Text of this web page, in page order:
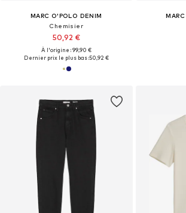
MARC O'POLO DENIM
Chemisier
50,92 €
À l'origine : 99,90 €
Dernier prix le plus bas :50,92 €